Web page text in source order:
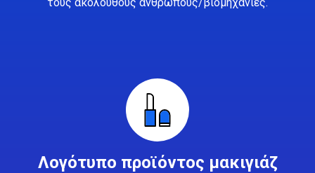
Λογότυπο προϊόντος μακιγιάζ